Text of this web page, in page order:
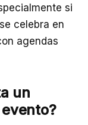
si
celebra en
agendas
un